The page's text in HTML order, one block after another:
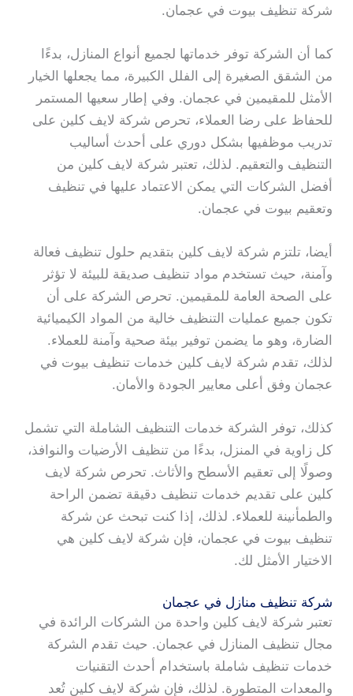
شركة تنظيف بيوت في عجمان.
كما أن الشركة توفر خدماتها لجميع أنواع المنازل، بدءًا
من الشقق الصغيرة إلى الفلل الكبيرة، مما يجعلها الخيار
الأمثل للمقيمين في عجمان. وفي إطار سعيها المستمر
للحفاظ على رضا العملاء، تحرص شركة لايف كلين على
تدريب موظفيها بشكل دوري على أحدث أساليب
التنظيف والتعقيم. لذلك، تعتبر شركة لايف كلين من
أفضل الشركات التي يمكن الاعتماد عليها في تنظيف
وتعقيم بيوت في عجمان.
أيضا، تلتزم شركة لايف كلين بتقديم حلول تنظيف فعالة
وآمنة، حيث تستخدم مواد تنظيف صديقة للبيئة لا تؤثر
على الصحة العامة للمقيمين. تحرص الشركة على أن
تكون جميع عمليات التنظيف خالية من المواد الكيميائية
الضارة، وهو ما يضمن توفير بيئة صحية وآمنة للعملاء.
لذلك، تقدم شركة لايف كلين خدمات تنظيف بيوت في
عجمان وفق أعلى معايير الجودة والأمان.
كذلك، توفر الشركة خدمات التنظيف الشاملة التي تشمل
كل زاوية في المنزل، بدءًا من تنظيف الأرضيات والنوافذ،
وصولًا إلى تعقيم الأسطح والأثاث. تحرص شركة لايف
كلين على تقديم خدمات تنظيف دقيقة تضمن الراحة
والطمأنينة للعملاء. لذلك، إذا كنت تبحث عن شركة
تنظيف بيوت في عجمان، فإن شركة لايف كلين هي
الاختيار الأمثل لك.
شركة تنظيف منازل في عجمان
تعتبر شركة لايف كلين واحدة من الشركات الرائدة في
مجال تنظيف المنازل في عجمان. حيث تقدم الشركة
خدمات تنظيف شاملة باستخدام أحدث التقنيات
والمعدات المتطورة. لذلك، فإن شركة لايف كلين تُعد